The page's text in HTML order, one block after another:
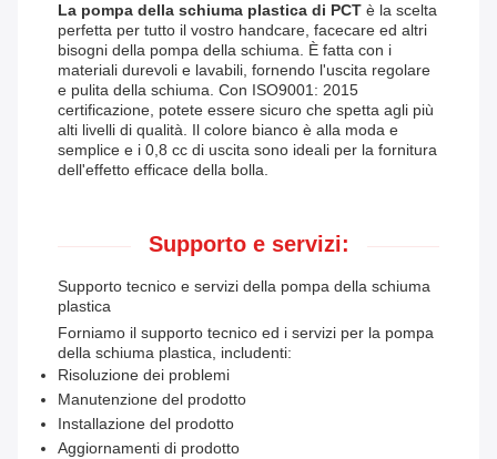
La pompa della schiuma plastica di PCT è la scelta
perfetta per tutto il vostro handcare, facecare ed altri
bisogni della pompa della schiuma. È fatta con i
materiali durevoli e lavabili, fornendo l'uscita regolare
e pulita della schiuma. Con ISO9001: 2015
certificazione, potete essere sicuro che spetta agli più
alti livelli di qualità. Il colore bianco è alla moda e
semplice e i 0,8 cc di uscita sono ideali per la fornitura
dell'effetto efficace della bolla.
Supporto e servizi:
Supporto tecnico e servizi della pompa della schiuma
plastica
Forniamo il supporto tecnico ed i servizi per la pompa
della schiuma plastica, includenti:
Risoluzione dei problemi
Manutenzione del prodotto
Installazione del prodotto
Aggiornamenti di prodotto